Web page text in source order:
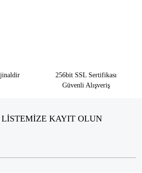
256bit SSL Sertifikası
Güvenli Alışveriş
LİSTEMİZE KAYIT OLUN